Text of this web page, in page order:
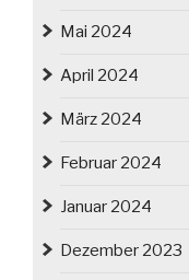
Mai 2024
April 2024
März 2024
Februar 2024
Januar 2024
Dezember 2023